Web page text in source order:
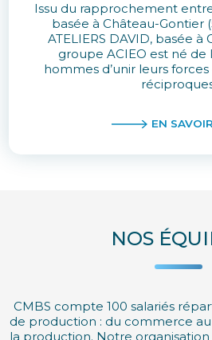
Issu du rapprochement
basée à Château-Gontier
ATELIERS DAVID, basée à
groupe ACIEO est né de
hommes d’unir leurs
EN
NOS
CMBS compte 100 salariés
de production : du commerce
la production. Notre